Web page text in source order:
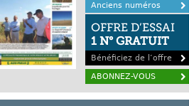
Anciens numéros
OFFRE D’ESSAI
1 N° GRATUIT
Bénéficiez de l’offre
ABONNEZ-VOUS